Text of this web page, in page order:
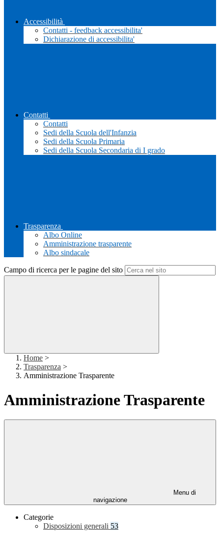
Accessibilità
Contatti - feedback accessibilita'
Dichiarazione di accessibilita'
Contatti
Contatti
Sedi della Scuola dell'Infanzia
Sedi della Scuola Primaria
Sedi della Scuola Secondaria di I grado
Trasparenza
Albo Online
Amministrazione trasparente
Albo sindacale
Campo di ricerca per le pagine del sito
Home >
Trasparenza >
Amministrazione Trasparente
Amministrazione Trasparente
Menu di
navigazione
Categorie
Disposizioni generali 53